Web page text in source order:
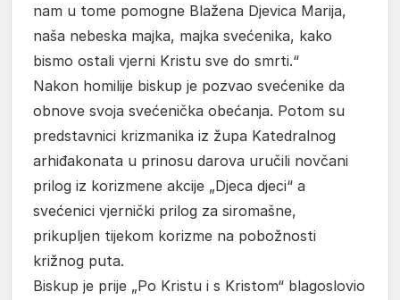
nam u tome pomogne Blažena Djevica Marija,
naša nebeska majka, majka svećenika, kako
bismo ostali vjerni Kristu sve do smrti.“
Nakon homilije biskup je pozvao svećenike da
obnove svoja svećenička obećanja. Potom su
predstavnici krizmanika iz župa Katedralnog
arhiđakonata u prinosu darova uručili novčani
prilog iz korizmene akcije „Djeca djeci“ a
svećenici vjernički prilog za siromašne,
prikupljen tijekom korizme na pobožnosti
križnog puta.
Biskup je prije „Po Kristu i s Kristom“ blagoslovio